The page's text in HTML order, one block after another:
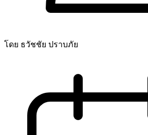
โดย ธวัชชัย ปราบภัย